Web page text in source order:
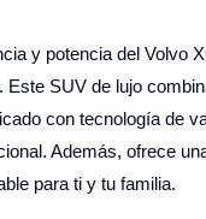
y potencia del Volvo
Este SUV de lujo
con tecnología de
Además, ofrece
para ti y tu familia.